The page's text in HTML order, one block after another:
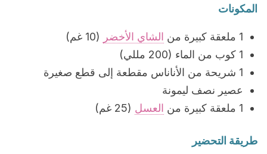
المكونات
1 ملعقة كبيرة من الشاي الأخضر (10 غم)
1 كوب من الماء (200 مللي)
1 شريحة من الأناناس مقطعة إلى قطع صغيرة
عصير نصف ليمونة
1 ملعقة كبيرة من
العسل (25 غم)
طريقة التحضير